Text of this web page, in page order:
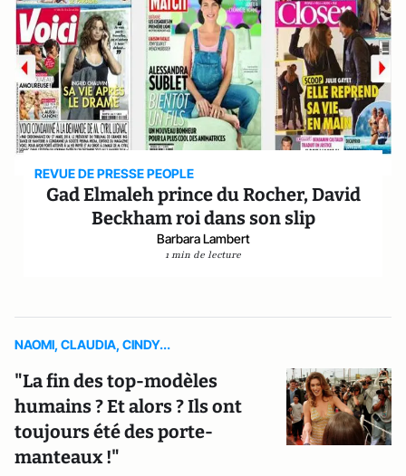
REVUE DE PRESSE PEOPLE
Gad Elmaleh prince du Rocher, David
Beckham roi dans son slip
Barbara Lambert
1 min de lecture
NAOMI, CLAUDIA, CINDY...
"La fin des top-modèles
humains ? Et alors ? Ils ont
toujours été des porte-
manteaux !"